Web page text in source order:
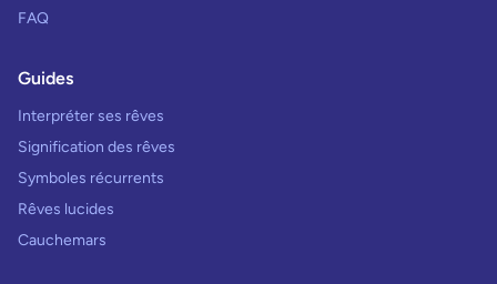
FAQ
Guides
Interpréter ses rêves
Signification des rêves
Symboles récurrents
Rêves lucides
Cauchemars